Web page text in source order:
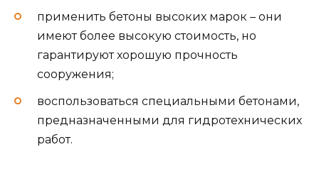
применить бетоны высоких марок – они
имеют более высокую стоимость, но
гарантируют хорошую прочность
сооружения;
воспользоваться специальными бетонами,
предназначенными для гидротехнических
работ.